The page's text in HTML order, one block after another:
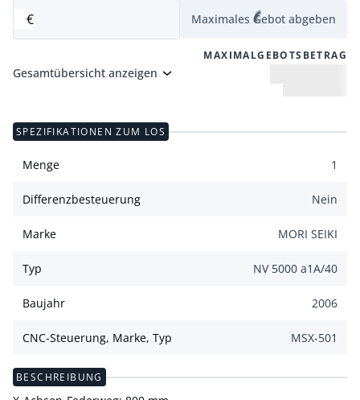
€ Maximales Gebot abgeben
MAXIMALGEBOTSBETRAG
Gesamtübersicht anzeigen
SPEZIFIKATIONEN ZUM LOS
Menge 1
Differenzbesteuerung Nein
Marke MORI SEIKI
Typ NV 5000 a1A/40
Baujahr 2006
CNC-Steuerung, Marke, Typ MSX-501
BESCHREIBUNG